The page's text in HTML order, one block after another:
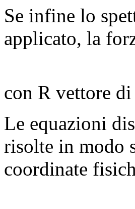
Se infine lo
applicato, la
con R vettore
Le equazioni
risolte in modo
coordinate